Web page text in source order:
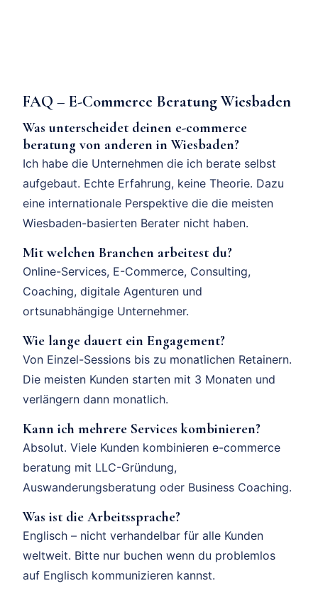
FAQ – E-Commerce Beratung Wiesbaden
Was unterscheidet deinen e-commerce
beratung von anderen in Wiesbaden?
Ich habe die Unternehmen die ich berate selbst
aufgebaut. Echte Erfahrung, keine Theorie. Dazu
eine internationale Perspektive die die meisten
Wiesbaden-basierten Berater nicht haben.
Mit welchen Branchen arbeitest du?
Online-Services, E-Commerce, Consulting,
Coaching, digitale Agenturen und
ortsunabhängige Unternehmer.
Wie lange dauert ein Engagement?
Von Einzel-Sessions bis zu monatlichen Retainern.
Die meisten Kunden starten mit 3 Monaten und
verlängern dann monatlich.
Kann ich mehrere Services kombinieren?
Absolut. Viele Kunden kombinieren e-commerce
beratung mit LLC-Gründung,
Auswanderungsberatung oder Business Coaching.
Was ist die Arbeitssprache?
Englisch – nicht verhandelbar für alle Kunden
weltweit. Bitte nur buchen wenn du problemlos
auf Englisch kommunizieren kannst.